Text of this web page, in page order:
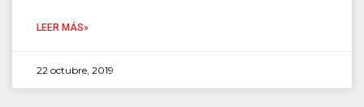
LEER MÁS»
22 octubre, 2019